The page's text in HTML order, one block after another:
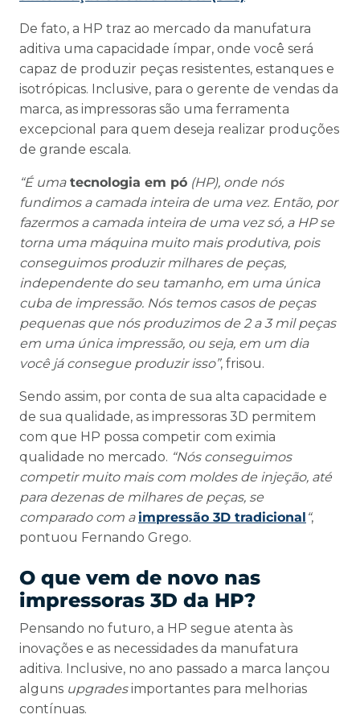
De fato, a HP traz ao mercado da manufatura
aditiva uma capacidade ímpar, onde você será
capaz de produzir peças resistentes, estanques e
isotrópicas. Inclusive, para o gerente de vendas da
marca, as impressoras são uma ferramenta
excepcional para quem deseja realizar produções
de grande escala.
“É umatecnologia em pó (HP), onde nós
fundimos a camada inteira de uma vez. Então, por
fazermos a camada inteira de uma vez só, a HP se
torna uma máquina muito mais produtiva, pois
conseguimos produzir milhares de peças,
independente do seu tamanho, em uma única
cuba de impressão. Nós temos casos de peças
pequenas que nós produzimos de 2 a 3 mil peças
em uma única impressão, ou seja, em um dia
você já consegue produzir isso”, frisou.
Sendo assim, por conta de sua alta capacidade e
de sua qualidade, as impressoras 3D permitem
com que HP possa competir com eximia
qualidade no mercado. “Nós conseguimos
competir muito mais com moldes de injeção, até
para dezenas de milhares de peças, se
comparado com a impressão 3D tradicional “,
pontuou Fernando Grego.
O que vem de novo nas
impressoras 3D da HP?
Pensando no futuro, a HP segue atenta às
inovações e as necessidades da manufatura
aditiva. Inclusive, no ano passado a marca lançou
alguns upgradesimportantes para melhorias
contínuas.